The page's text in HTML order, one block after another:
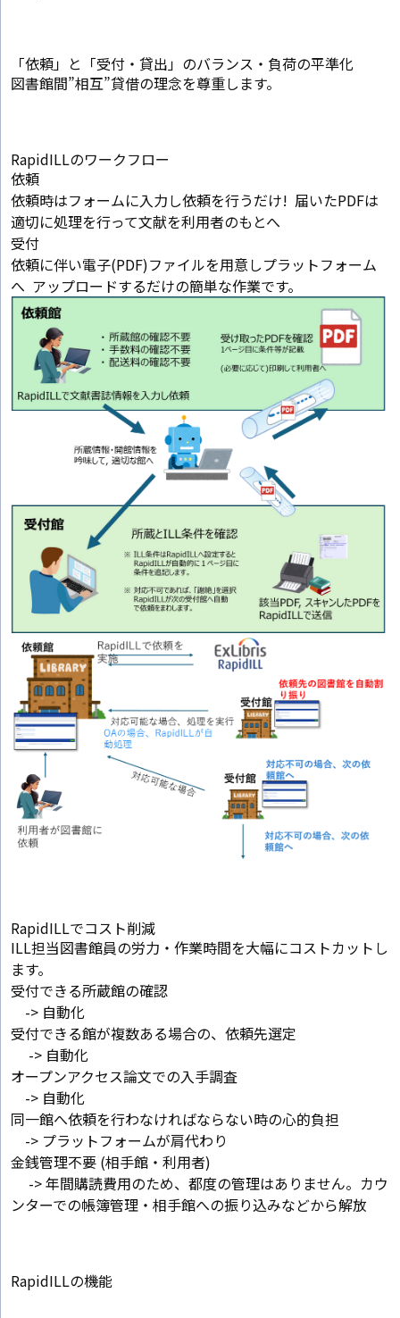
「依頼」と「受付・貸出」のバランス・負荷の平準化
図書館間”相互”貸借の理念を尊重します。
RapidILLのワークフロー
依頼
依頼時はフォームに入力し依頼を行うだけ! 届いたPDFは
適切に処理を行って文献を利用者のもとへ
受付
依頼に伴い電子(PDF)ファイルを用意しプラットフォーム
へ アップロードするだけの簡単な作業です。
RapidILLでコスト削減
ILL担当図書館員の労力・作業時間を大幅にコストカットし
ます。
受付できる所蔵館の確認
-> 自動化
受付できる館が複数ある場合の、依頼先選定
-> 自動化
オープンアクセス論文での入手調査
-> 自動化
同一館へ依頼を行わなければならない時の心的負担
-> プラットフォームが肩代わり
金銭管理不要 (相手館・利用者)
-> 年間購読費用のため、都度の管理はありません。カウ
ンターでの帳簿管理・相手館への振り込みなどから解放
RapidILLの機能